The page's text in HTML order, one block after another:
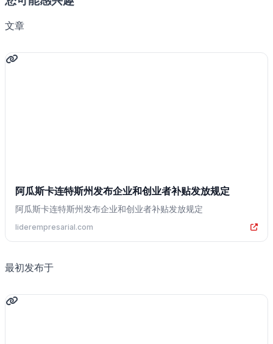
文章
阿瓜斯卡连特斯州发布企业和创业者补贴发放规定
阿瓜斯卡连特斯州发布企业和创业者补贴发放规定
liderempresarial.com
最初发布于